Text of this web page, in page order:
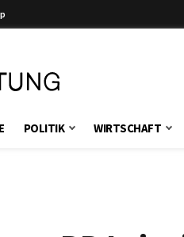
POLITIK WIRTSCHAFT